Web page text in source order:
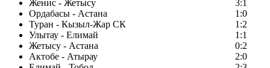
Женис - Жетысу
3:1
Ордабасы - Астана
1:0
Туран - Кызыл-Жар СК
1:2
Улытау - Елимай
1:1
Жетысу - Астана
0:2
Актобе - Атырау
2:0